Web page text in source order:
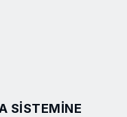
SISTEMINE